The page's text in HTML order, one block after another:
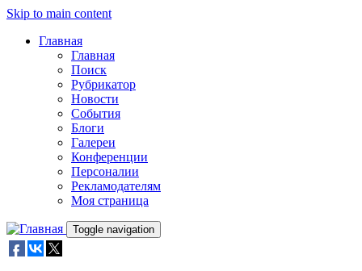
Skip to main content
Главная
Главная
Поиск
Рубрикатор
Новости
События
Блоги
Галереи
Конференции
Персоналии
Рекламодателям
Моя страница
Toggle navigation